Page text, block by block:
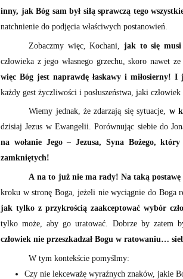
inny, jak Bóg sam był siłą sprawczą tego
natchnienie do podjęcia właściwych postanowień.
Zobaczmy więc, Kochani,jak to się musi
człowieka z jego własnego grzechu, skoro nawet
więc Bóg jest naprawdę łaskawy i miłosierny! I
każdy gest życzliwości i posłuszeństwa, jaki człowiek
Wiemy jednak, że zdarzają się sytuacje, w
dzisiaj Jezus w Ewangelii. Porównując siebie do
na wołanie Jego – Jezusa, Syna Bożego,
zamkniętych!
A na to już nie ma rady! Na taką
kroku w stronę Boga, jeżeli nie wyciągnie do Boga
jak tylko z przykrością zaakceptować wybór
tylko może, aby go uratować. Dobrze by zatem
człowiek nie przeszkadzał Bogu w ratowaniu…
W tym kontekście pomyślmy:
Czy nie lekceważę wyraźnych znaków, jakie